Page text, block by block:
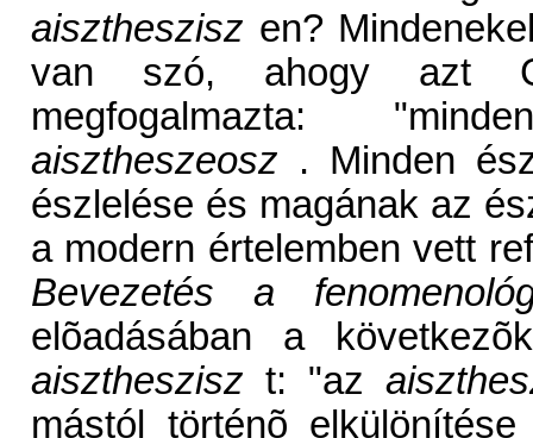
aisztheszisz en?
van szó, ahogy azt
megfogalmazta:
aisztheszeosz . Minden
észlelése és magának az
a modern értelemben vett
Bevezetés a
elõadásában a
aisztheszisz t: "az
mástól történõ